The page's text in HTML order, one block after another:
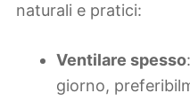
naturali e pratici:
Ventilare spesso
giorno,